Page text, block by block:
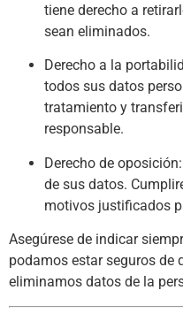
tiene derecho a
sean eliminados.
Derecho a la
todos sus datos
tratamiento y
responsable.
Derecho de
de sus datos.
motivos justificados
Asegúrese de indicar
podamos estar seguros de
eliminamos datos de la